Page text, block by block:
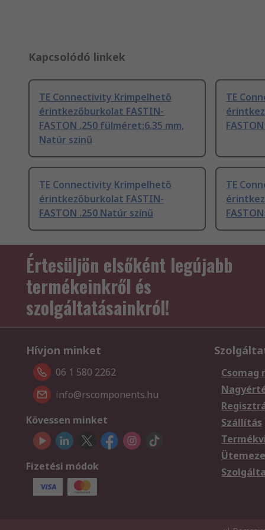
Kapcsolódó linkek
TE Connectivity Krimpelhető
érintkezőburkolat FASTIN-
FASTON .250 fülméret:6.35 mm,
Natúr színű
TE
TE Connectivity Krimpelhető
érintkezőburkolat FASTIN-
FASTON .250 Natúr színű
TE
Értesüljön elsőként legújabb
termékeinkről és
szolgáltatásainkról!
Hívjon minket
06 1 580 2262
info@rscomponents.hu
Kövessen minket
Fizetési módok
Csomag
Szállítás